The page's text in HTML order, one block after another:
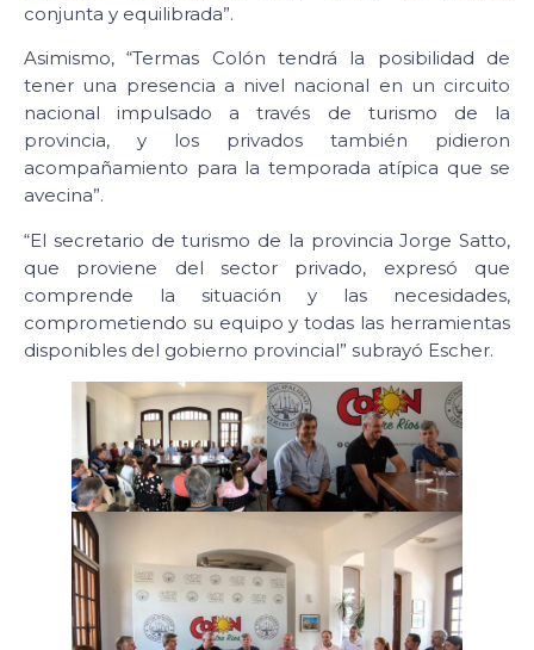
conjunta y equilibrada”.
Asimismo, “Termas Colón tendrá la posibilidad de
tener una presencia a nivel nacional en un circuito
nacional impulsado a través de turismo de la
provincia, y los privados también pidieron
acompañamiento para la temporada atípica que se
avecina”.
“El secretario de turismo de la provincia Jorge Satto,
que proviene del sector privado, expresó que
comprende la situación y las necesidades,
comprometiendo su equipo y todas las herramientas
disponibles del gobierno provincial” subrayó Escher.